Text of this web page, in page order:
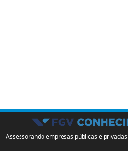
Assessorando empresas públicas e